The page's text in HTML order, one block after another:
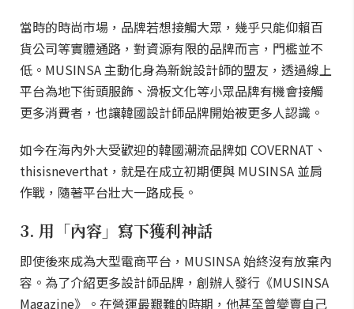
當時的時尚市場，品牌若想接觸大眾，幾乎只能仰賴百
貨公司等實體通路，對資源有限的品牌而言，門檻並不
低。MUSINSA 主動化身為新銳設計師的盟友，透過線上
平台為地下街頭服飾、滑板文化等小眾品牌有機會接觸
更多消費者，也讓韓國設計師品牌開始被更多人認識。
如今在海內外大受歡迎的韓國潮流品牌如 COVERNAT、
thisisneverthat，就是在成立初期便與 MUSINSA 並肩
作戰，隨著平台壯大一路成長。
3. 用「內容」寫下獲利神話
即使後來成為大型電商平台，MUSINSA 始終沒有放棄內
容。為了介紹更多設計師品牌，創辦人發行《MUSINSA
Magazine》。在營運最艱難的時期，他甚至曾變賣自己